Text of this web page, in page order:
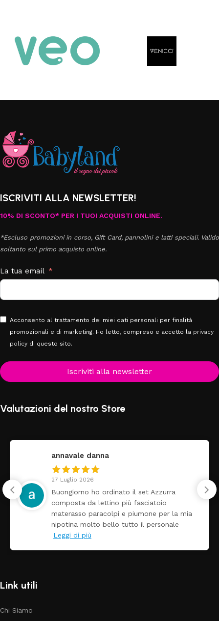
ISCRIVITI ALLA NEWSLETTER!
10% DI SCONTO* PER I TUOI ACQUISTI ONLINE.
*Escluso promozioni in corso, Gift Card, pannolini e latti speciali. Valido
soltanto sul primo acquisto online.
La tua email
Acconsento al trattamento dei miei dati personali per finalità
promozionali e di marketing. Ho letto, compreso e accetto la privacy
policy di questo sito.
Iscriviti alla newsletter
Valutazioni del nostro Store
annavale danna
27 Luglio 2026
Buongiorno ho ordinato il set Azzurra
composta da lettino più fasciatoio
materasso paracolpi e piumone per la mia
nipotina molto bello tutto il personale
Leggi di più
Link utili
Chi Siamo